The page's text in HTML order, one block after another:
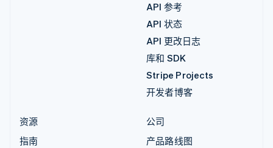
API 参考
API 状态
API 更改日志
库和 SDK
Stripe Projects
开发者博客
资源
指南
公司
产品路线图